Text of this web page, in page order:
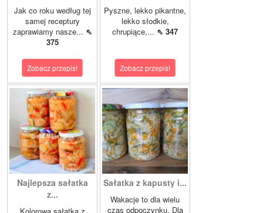
Jak co roku według tej
samej receptury
zaprawiamy nasze... ⇖
375
Zobacz przepis!
Pyszne, lekko pikantne,
lekko słodkie,
chrupiące,... ⇖ 347
Zobacz przepis!
Najlepsza sałatka
z...
Kolorowa sałatka z
Sałatka z kapusty i...
Wakacje to dla wielu
czas odpoczynku. Dla